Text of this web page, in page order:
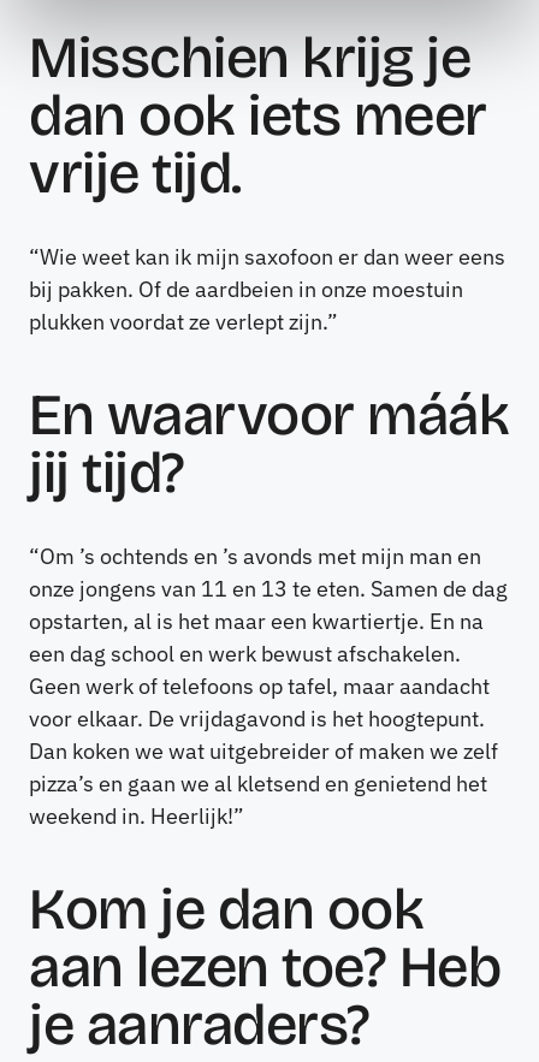
Misschien krijg je
dan ook iets meer
vrije tijd.
“Wie weet kan ik mijn saxofoon er dan weer eens
bij pakken. Of de aardbeien in onze moestuin
plukken voordat ze verlept zijn.”
En waarvoor máák
jij tijd?
“Om ’s ochtends en ’s avonds met mijn man en
onze jongens van 11 en 13 te eten. Samen de dag
opstarten, al is het maar een kwartiertje. En na
een dag school en werk bewust afschakelen.
Geen werk of telefoons op tafel, maar aandacht
voor elkaar. De vrijdagavond is het hoogtepunt.
Dan koken we wat uitgebreider of maken we zelf
pizza’s en gaan we al kletsend en genietend het
weekend in. Heerlijk!”
Kom je dan ook
aan lezen toe? Heb
je aanraders?